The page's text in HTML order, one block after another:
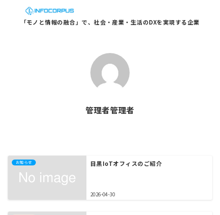
「モノと情報の融合」で、社会・産業・生活のDXを実現する企業
管理者管理者
お知らせ 目黒IoTオフィスのご紹介
2026-04-30